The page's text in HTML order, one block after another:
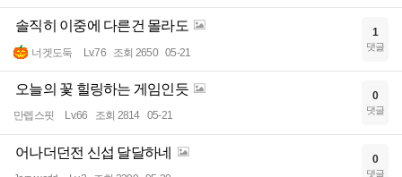
솔직히 이중에 다른건 몰라도
너겟도둑 Lv.76 조회 2650 05-21
1
댓글
오늘의 꽃 힐링하는 게임인듯
만렙스핏 Lv.66 조회 2814 05-21
0
댓글
어나더던전 신섭 달달하네 0
댓글